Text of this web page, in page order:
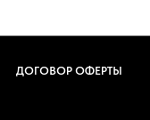
ДОГОВОР ОФЕРТЫ